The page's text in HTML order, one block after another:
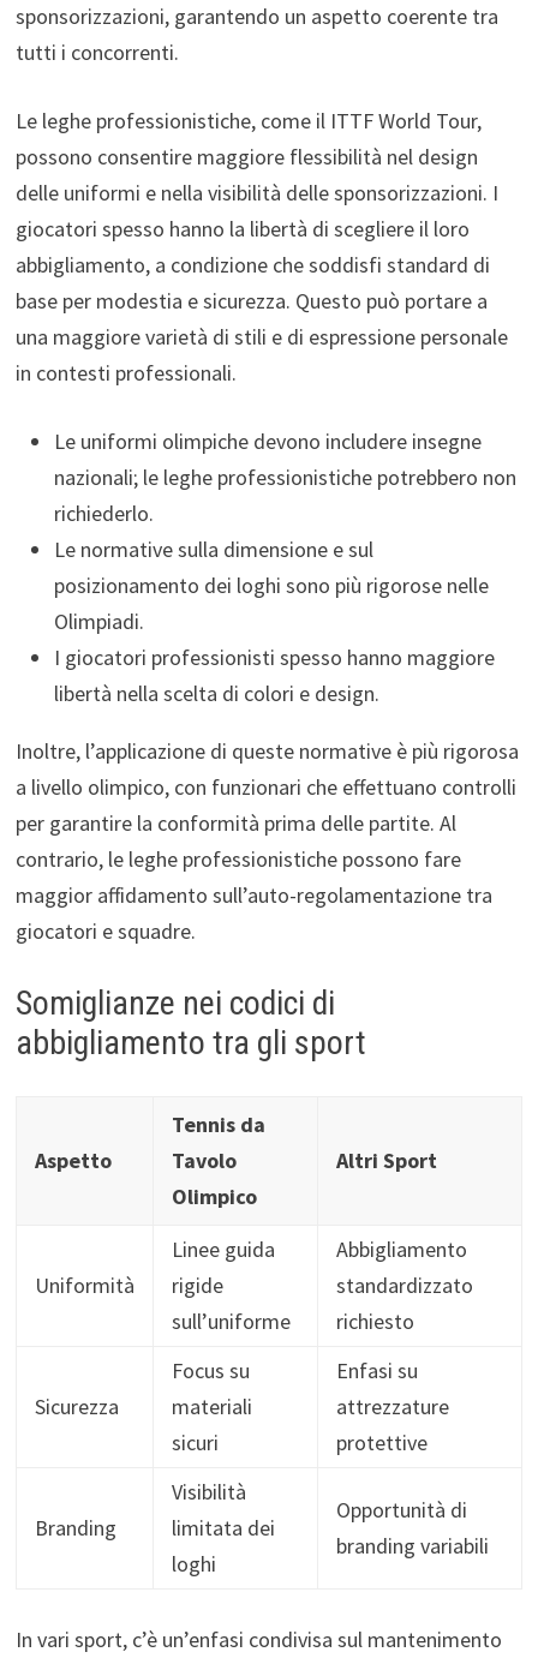
sponsorizzazioni, garantendo un aspetto coerente tra
tutti i concorrenti.
Le leghe professionistiche, come il ITTF World Tour,
possono consentire maggiore flessibilità nel design
delle uniformi e nella visibilità delle sponsorizzazioni. I
giocatori spesso hanno la libertà di scegliere il loro
abbigliamento, a condizione che soddisfi standard di
base per modestia e sicurezza. Questo può portare a
una maggiore varietà di stili e di espressione personale
in contesti professionali.
Le uniformi olimpiche devono includere insegne
nazionali; le leghe professionistiche potrebbero non
richiederlo.
Le normative sulla dimensione e sul
posizionamento dei loghi sono più rigorose nelle
Olimpiadi.
I giocatori professionisti spesso hanno maggiore
libertà nella scelta di colori e design.
Inoltre, l’applicazione di queste normative è più rigorosa
a livello olimpico, con funzionari che effettuano controlli
per garantire la conformità prima delle partite. Al
contrario, le leghe professionistiche possono fare
maggior affidamento sull’auto-regolamentazione tra
giocatori e squadre.
Somiglianze nei codici di
abbigliamento tra gli sport
Aspetto
Tennis da
Tavolo
Olimpico
Altri Sport
Uniformità
Linee guida
rigide
sull’uniforme
Abbigliamento
standardizzato
richiesto
Sicurezza
Focus su
materiali
sicuri
Enfasi su
attrezzature
protettive
Branding
Visibilità
limitata dei
loghi
Opportunità di
branding variabili
In vari sport, c’è un’enfasi condivisa sul mantenimento